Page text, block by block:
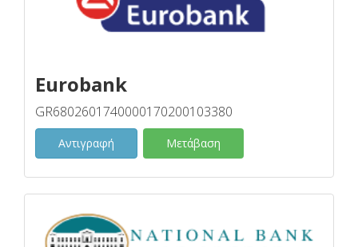
Eurobank
GR6802601740000170200103380
Αντιγραφή Μετάβαση